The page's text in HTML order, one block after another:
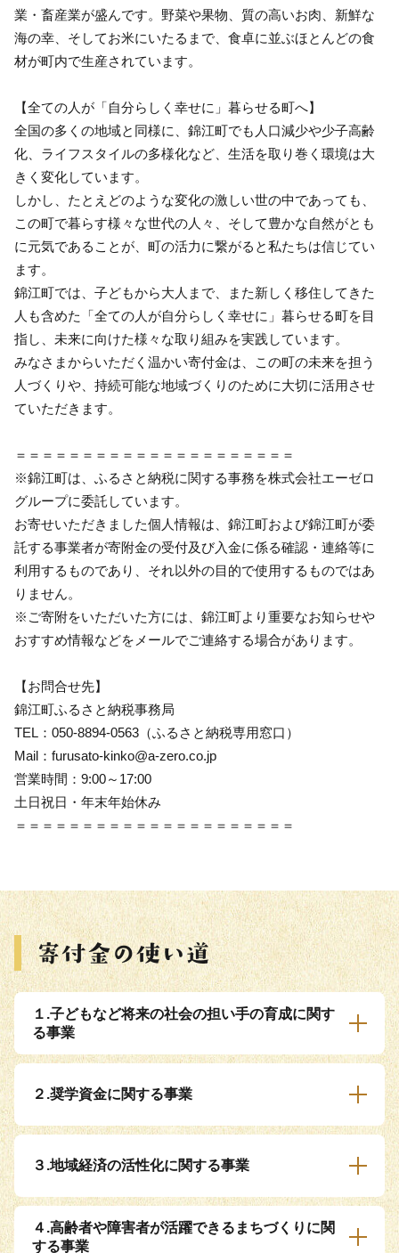
業・畜産業が盛んです。野菜や果物、質の高いお肉、新鮮な
海の幸、そしてお米にいたるまで、食卓に並ぶほとんどの食
材が町内で生産されています。
【全ての人が「自分らしく幸せに」暮らせる町へ】
全国の多くの地域と同様に、錦江町でも人口減少や少子高齢
化、ライフスタイルの多様化など、生活を取り巻く環境は大
きく変化しています。
しかし、たとえどのような変化の激しい世の中であっても、
この町で暮らす様々な世代の人々、そして豊かな自然がとも
に元気であることが、町の活力に繋がると私たちは信じてい
ます。
錦江町では、子どもから大人まで、また新しく移住してきた
人も含めた「全ての人が自分らしく幸せに」暮らせる町を目
指し、未来に向けた様々な取り組みを実践しています。
みなさまからいただく温かい寄付金は、この町の未来を担う
人づくりや、持続可能な地域づくりのために大切に活用させ
ていただきます。
＝＝＝＝＝＝＝＝＝＝＝＝＝＝＝＝＝＝＝＝＝
※錦江町は、ふるさと納税に関する事務を株式会社エーゼロ
グループに委託しています。
お寄せいただきました個人情報は、錦江町および錦江町が委
託する事業者が寄附金の受付及び入金に係る確認・連絡等に
利用するものであり、それ以外の目的で使用するものではあ
りません。
※ご寄附をいただいた方には、錦江町より重要なお知らせや
おすすめ情報などをメールでご連絡する場合があります。
【お問合せ先】
錦江町ふるさと納税事務局
TEL：050-8894-0563（ふるさと納税専用窓口）
Mail：furusato-kinko@a-zero.co.jp
営業時間：9:00～17:00
土日祝日・年末年始休み
＝＝＝＝＝＝＝＝＝＝＝＝＝＝＝＝＝＝＝＝＝
１.子どもなど将来の社会の担い手の育成に関す
る事業
２.奨学資金に関する事業
３.地域経済の活性化に関する事業
４.高齢者や障害者が活躍できるまちづくりに関
する事業